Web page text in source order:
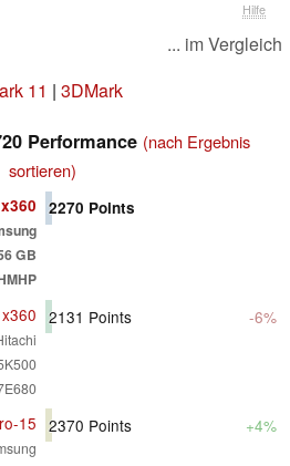
Hilfe
... im Vergleich
11 | 3DMark
Performance (nach Ergebnis
sortieren)
GB
2270 Points
2131 Points -6%
15 2370 Points +4%